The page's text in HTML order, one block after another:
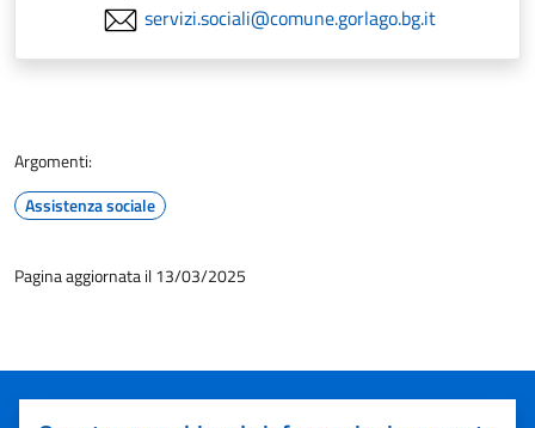
servizi.sociali@comune.gorlago.bg.it
Argomenti:
Assistenza sociale
Pagina aggiornata il 13/03/2025